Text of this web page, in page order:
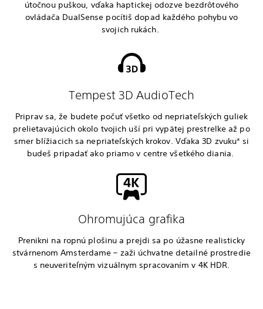
útočnou puškou, vďaka haptickej odozve bezdrôtového
ovládača DualSense pocítiš dopad každého pohybu vo
svojich rukách.
Tempest 3D AudioTech
Priprav sa, že budete počuť všetko od nepriateľských guliek
prelietavajúcich okolo tvojich uší pri vypätej prestrelke až po
smer blížiacich sa nepriateľských krokov. Vďaka 3D zvuku* si
budeš pripadať ako priamo v centre všetkého diania.
Ohromujúca grafika
Prenikni na ropnú plošinu a prejdi sa po úžasne realisticky
stvárnenom Amsterdame – zaži úchvatne detailné prostredie
s neuveriteľným vizuálnym spracovaním v 4K HDR.